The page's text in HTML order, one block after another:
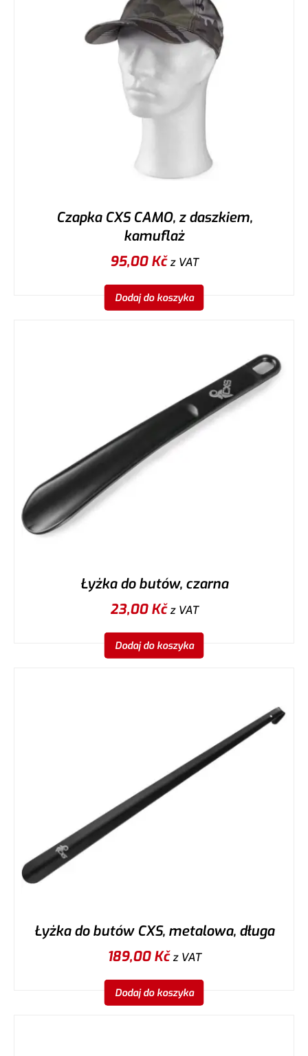
Czapka CXS CAMO, z daszkiem,
kamuflaż
95,00Kčz VAT
Dodaj do koszyka
Łyżka do butów, czarna
23,00Kčz VAT
Dodaj do koszyka
Łyżka do butów CXS, metalowa, długa
189,00Kčz VAT
Dodaj do koszyka